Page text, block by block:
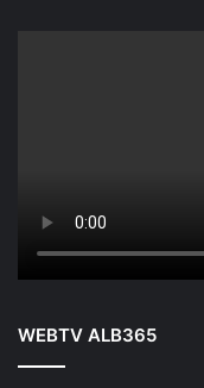
WEBTV ALB365